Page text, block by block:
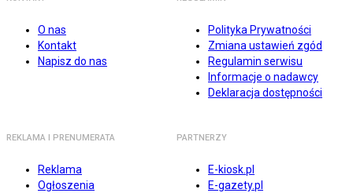
O nas
Kontakt
Napisz do nas
Polityka Prywatności
Zmiana ustawień zgód
Regulamin serwisu
Informacje o nadawcy
Deklaracja dostępności
REKLAMA I PRENUMERATA
Reklama
Ogłoszenia
PARTNERZY
E-kiosk.pl
E-gazety.pl